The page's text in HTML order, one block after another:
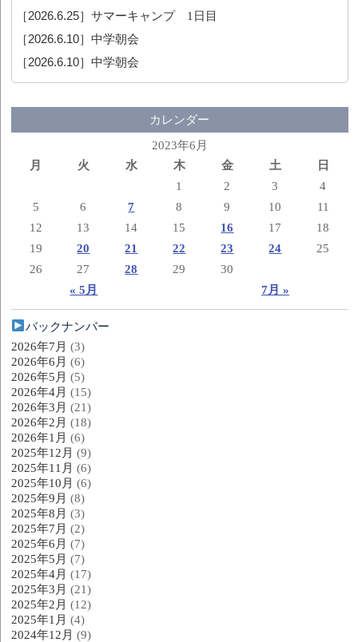
［2026.6.25］サマーキャンプ 1日目
［2026.6.10］中学朝会
［2026.6.10］中学朝会
カレンダー
2023年6月
月
火 水 木 金 土 日
« 5月 7月 »
1 2 3
4
5
6 7 8 9 10
11
12
13 14 15 16 17
18
19
20 21 22 23 24
25
26
27 28 29 30
バックナンバー
2026年7月 (3)
2026年6月 (6)
2026年5月 (5)
2026年4月 (15)
2026年3月 (21)
2026年2月 (18)
2026年1月 (6)
2025年12月 (9)
2025年11月 (6)
2025年10月 (6)
2025年9月 (8)
2025年8月 (3)
2025年7月 (2)
2025年6月 (7)
2025年5月 (7)
2025年4月 (17)
2025年3月 (21)
2025年2月 (12)
2025年1月 (4)
2024年12月 (9)